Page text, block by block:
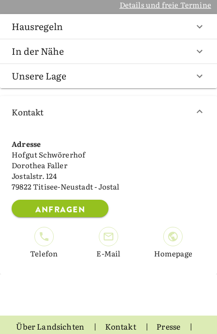
Details und freie Termine
Hausregeln
In der Nähe
Unsere Lage
Kontakt
Adresse
Hofgut Schwörerhof
Dorothea Faller
Jostalstr. 124
79822 Titisee-Neustadt - Jostal
ANFRAGEN
Telefon E-Mail Homepage
Über Landsichten Kontakt Presse